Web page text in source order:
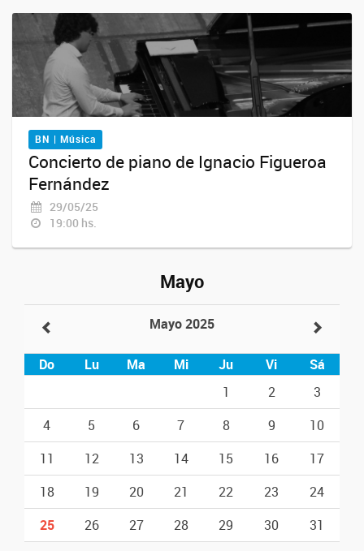
BN | Música
Concierto de piano de Ignacio Figueroa
Fernández
29/05/25
19:00 hs.
Mayo
Mayo 2025
Do Lu Ma Mi Ju Vi
Sá
1
2
3
4
5 6 7 8 9
10
11
12 13 14 15 16
17
18
19 20 21 22 23
24
25
26 27 28 29 30 31